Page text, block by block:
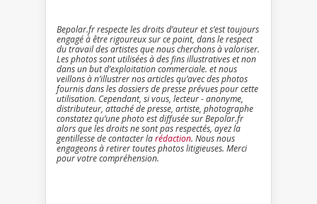
Bepolar.fr respecte les droits d’auteur et s’est toujours
engagé à être rigoureux sur ce point, dans le respect
du travail des artistes que nous cherchons à valoriser.
Les photos sont utilisées à des fins illustratives et non
dans un but d’exploitation commerciale. et nous
veillons à n’illustrer nos articles qu’avec des photos
fournis dans les dossiers de presse prévues pour cette
utilisation. Cependant, si vous, lecteur - anonyme,
distributeur, attaché de presse, artiste, photographe
constatez qu’une photo est diffusée sur Bepolar.fr
alors que les droits ne sont pas respectés, ayez la
gentillesse de contacter larédaction. Nous nous
engageons à retirer toutes photos litigieuses. Merci
pour votre compréhension.